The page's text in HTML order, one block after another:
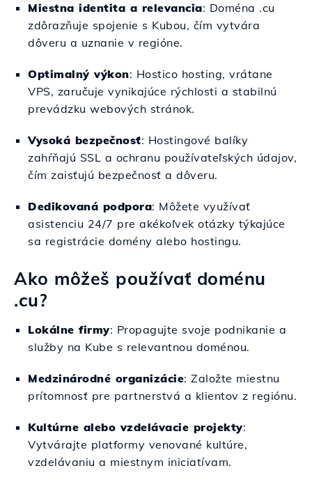
Miestna identita a relevancia: Doména .cu
zdôrazňuje spojenie s Kubou, čím vytvára
dôveru a uznanie v regióne.
Optimalný výkon: Hostico hosting, vrátane
VPS, zaručuje vynikajúce rýchlosti a stabilnú
prevádzku webových stránok.
Vysoká bezpečnosť: Hostingové balíky
zahŕňajú SSL a ochranu používateľských údajov,
čím zaisťujú bezpečnosť a dôveru.
Dedikovaná podpora: Môžete využívať
asistenciu 24/7 pre akékoľvek otázky týkajúce
sa registrácie domény alebo hostingu.
Ako môžeš používať doménu
.cu?
Lokálne firmy: Propagujte svoje podnikanie a
služby na Kube s relevantnou doménou.
Medzinárodné organizácie: Založte miestnu
prítomnosť pre partnerstvá a klientov z regiónu.
Kultúrne alebo vzdelávacie projekty:
Vytvárajte platformy venované kultúre,
vzdelávaniu a miestnym iniciatívam.